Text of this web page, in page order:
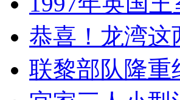
恭喜！龙湾
联黎部队隆重